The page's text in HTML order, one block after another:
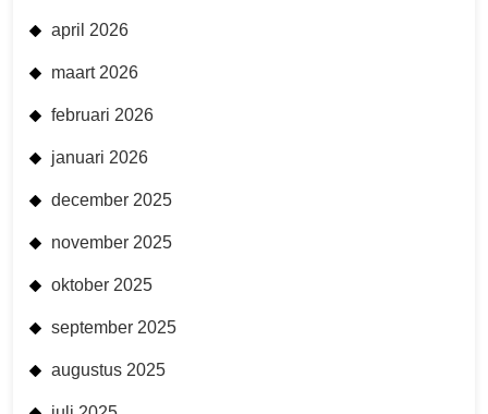
april 2026
maart 2026
februari 2026
januari 2026
december 2025
november 2025
oktober 2025
september 2025
augustus 2025